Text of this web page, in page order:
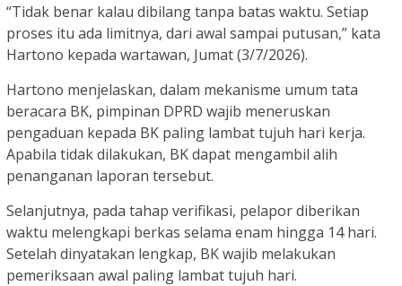
“Tidak benar kalau dibilang tanpa batas waktu. Setiap
proses itu ada limitnya, dari awal sampai putusan,” kata
Hartono kepada wartawan, Jumat (3/7/2026).
Hartono menjelaskan, dalam mekanisme umum tata
beracara BK, pimpinan DPRD wajib meneruskan
pengaduan kepada BK paling lambat tujuh hari kerja.
Apabila tidak dilakukan, BK dapat mengambil alih
penanganan laporan tersebut.
Selanjutnya, pada tahap verifikasi, pelapor diberikan
waktu melengkapi berkas selama enam hingga 14 hari.
Setelah dinyatakan lengkap, BK wajib melakukan
pemeriksaan awal paling lambat tujuh hari.